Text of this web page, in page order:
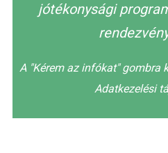
jótékonysági
A "Kérem az infókat" gombra
Adatkezelési